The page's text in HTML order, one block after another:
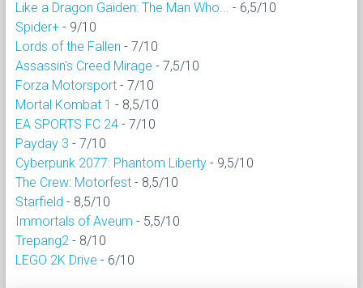
Like a Dragon Gaiden: The Man Who...
- 6,5/10
Spider+ - 9/10
Lords of the Fallen - 7/10
Assassin's Creed Mirage - 7,5/10
Forza Motorsport - 7/10
Mortal Kombat 1 - 8,5/10
EA SPORTS FC 24 - 7/10
Payday 3 - 7/10
Cyberpunk 2077: Phantom Liberty - 9,5/10
The Crew: Motorfest - 8,5/10
Starfield - 8,5/10
Immortals of Aveum - 5,5/10
Trepang2 - 8/10
LEGO 2K Drive - 6/10